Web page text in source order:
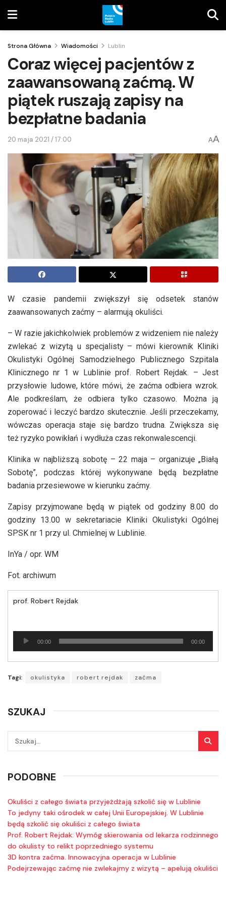
Strona Główna Wiadomości Lublin
Coraz więcej pacjentów z
zaawansowaną zaćmą. W
piątek ruszają zapisy na
bezpłatne badania
20 maja 2021 / 17:00 AA
W czasie pandemii zwiększył się odsetek stanów
zaawansowanych zaćmy – alarmują okuliści.
– W razie jakichkolwiek problemów z widzeniem nie należy
zwlekać z wizytą u specjalisty – mówi kierownik Kliniki
Okulistyki Ogólnej Samodzielnego Publicznego Szpitala
Klinicznego nr 1 w Lublinie prof. Robert Rejdak. – Jest
przysłowie ludowe, które mówi, że zaćma odbiera wzrok.
Ale podkreślam, że odbiera tylko czasowo. Można ją
zoperować i leczyć bardzo skutecznie. Jeśli przeczekamy,
wówczas operacja staje się bardzo trudna. Zwiększa się
też ryzyko powikłań i wydłuża czas rekonwalescencji.
Klinika w najbliższą sobotę – 22 maja – organizuje „Białą
Sobotę”, podczas której wykonywane będą bezpłatne
badania przesiewowe w kierunku zaćmy.
Zapisy przyjmowane będą w piątek od godziny 8.00 do
godziny 13.00 w sekretariacie Kliniki Okulistyki Ogólnej
SPSK nr 1 przy ul. Chmielnej w Lublinie.
InYa / opr. WM
Fot. archiwum
prof. Robert Rejdak
Odtwarzacz
plików
00:00 00:00
Tagi: okulistyka robert rejdak zaćma
SZUKAJ
PODOBNE
Okuliści z całego świata przyjeżdżają szkolić się w Lublinie
To jedyny taki ośrodek w całej Unii Europejskiej. W Lublinie
będą szkolić się okuliści z całego świata
Prof. Robert Rejdak: Wymóg skierowania od lekarza rodzinnego
do okulisty to relikt poprzedniego systemu
3D kontra zaćma. Innowacyjna operacja w Lublinie
Podejrzewając zaćmę nie zwlekajmy z wizytą – apelują okuliści